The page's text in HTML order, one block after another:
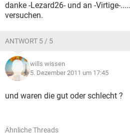
danke -Lezard26- und an -Virtige-
versuchen.
ANTWORT 5 / 5
wills wissen
5. Dezember 2011 um 17:45
und waren die gut oder schlecht ?
Ähnliche Threads